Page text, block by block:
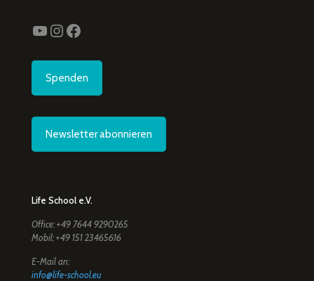
YouTube
Instagram
Facebook
Spenden
Newsletter abonnieren
Life School e.V.
Office: +49 7644 9290265
Mobil: +49 151 23465616
E-Mail an:
info@life-school.eu